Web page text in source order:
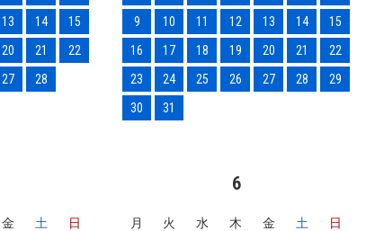
13 14
15
20 21
22
27 28
9
10 11 12 13 14
15
16
17 18 19 20 21
22
23
24 25 26 27 28
29
30
31
金 土
日
6
月 火 水 木 金 土
日